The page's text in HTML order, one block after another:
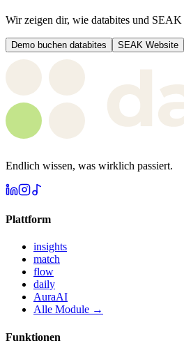
Wir zeigen dir, wie databites und SEAK
Demo buchen databites SEAK Website
Endlich wissen, was wirklich passiert.
Plattform
insights
match
flow
daily
AuraAI
Alle Module →
Funktionen